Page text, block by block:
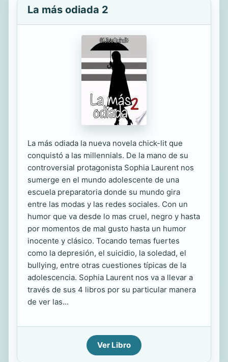
La más odiada 2
La más odiada la nueva novela chick-lit que
conquistó a las millennials. De la mano de su
controversial protagonista Sophia Laurent nos
sumerge en el mundo adolescente de una
escuela preparatoria donde su mundo gira
entre las modas y las redes sociales. Con un
humor que va desde lo mas cruel, negro y hasta
por momentos de mal gusto hasta un humor
inocente y clásico. Tocando temas fuertes
como la depresión, el suicidio, la soledad, el
bullying, entre otras cuestiones típicas de la
adolescencia. Sophia Laurent nos va a llevar a
través de sus 4 libros por su particular manera
de ver las...
Ver Libro